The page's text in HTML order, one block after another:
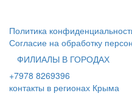
Политика
Согласие на обработку
ФИЛИАЛЫ В ГОРОДАХ
+7978 8269396
контакты в регионах Крыма